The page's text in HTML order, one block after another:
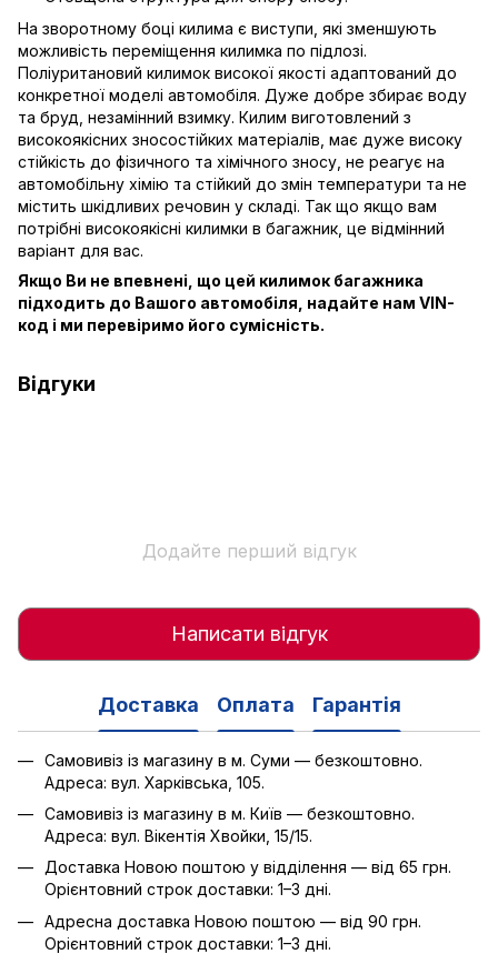
На зворотному боці килима є виступи, які зменшують
можливість переміщення килимка по підлозі.
Поліуритановий килимок високої якості адаптований до
конкретної моделі автомобіля. Дуже добре збирає воду
та бруд, незамінний взимку. Килим виготовлений з
високоякісних зносостійких матеріалів, має дуже високу
стійкість до фізичного та хімічного зносу, не реагує на
автомобільну хімію та стійкий до змін температури та не
містить шкідливих речовин у складі. Так що якщо вам
потрібні високоякісні килимки в багажник, це відмінний
варіант для вас.
Якщо Ви не впевнені, що цей килимок багажника
підходить до Вашого автомобіля, надайте нам VIN-
код і ми перевіримо його сумісність.
Відгуки
Додайте перший відгук
Написати відгук
Доставка Оплата Гарантія
Самовивіз із магазину в м. Суми — безкоштовно.
Адреса: вул. Харківська, 105.
Самовивіз із магазину в м. Київ — безкоштовно.
Адреса: вул. Вікентія Хвойки, 15/15.
Доставка Новою поштою у відділення — від 65 грн.
Орієнтовний строк доставки: 1–3 дні.
Адресна доставка Новою поштою — від 90 грн.
Орієнтовний строк доставки: 1–3 дні.